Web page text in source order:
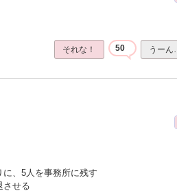
それな！ 50 うー
に、5人を事務所に残す
させる